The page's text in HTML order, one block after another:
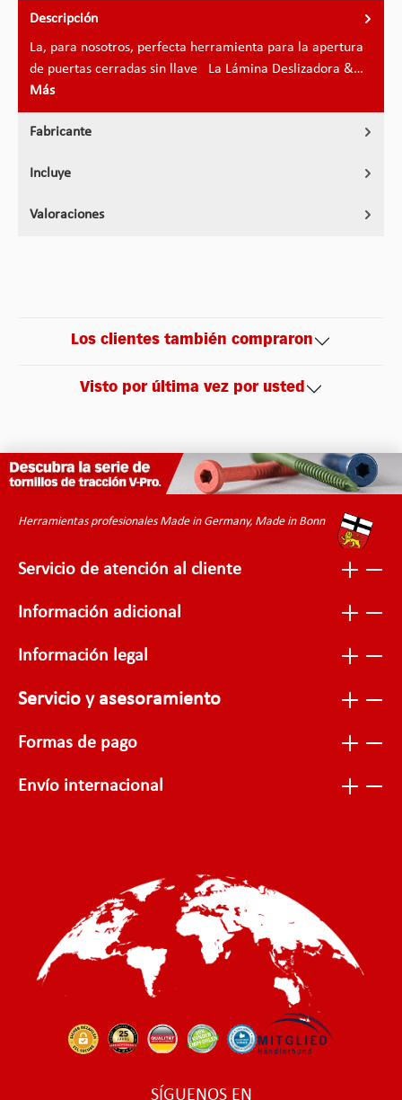
Descripción
La, para nosotros, perfecta herramienta para la apertura
de puertas cerradas sin llave La Lámina Deslizadora &…
Más
Fabricante
Incluye
Valoraciones
Los clientes también compraron
Visto por última vez por usted
Herramientas profesionales Made in Germany, Made in Bonn
Servicio de atención al cliente
Información adicional
Información legal
Servicio y asesoramiento
Formas de pago
Envío internacional
SÍGUENOS EN